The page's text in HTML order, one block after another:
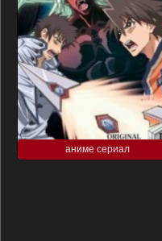
аниме сериал